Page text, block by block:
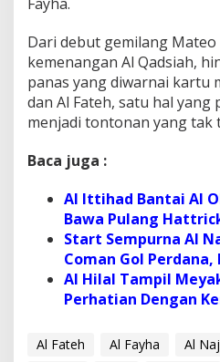
Dari debut gemilang
kemenangan Al Qadsiah,
panas yang diwarnai kartu
dan Al Fateh, satu hal yang
menjadi tontonan yang tak
Baca juga :
Al Ittihad Bantai Al
Bawa Pulang
Start Sempurna Al
Coman Gol
Al Hilal Tampil
Perhatian Dengan
Al Fateh Al Fayha Al